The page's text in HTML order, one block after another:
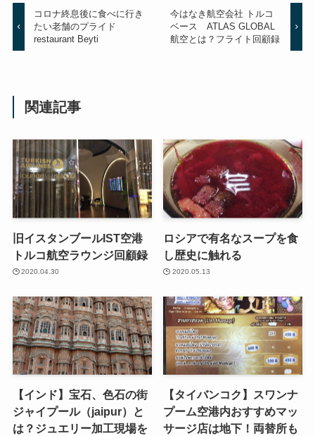
コロナ終息後に食べに行き
たい老舗のプライド
restaurant Beyti
今はなき航空会社 トルコ
ベース ATLAS GLOBAL
航空とは？フライト回顧録
関連記事
旧イスタンブールIST空港
トルコ航空ラウンジ回顧録
2020.04.30
ロシアで有名なスープを食
し歴史に触れる
2020.05.13
【インド】宝石、色石の街
ジャイプール（jaipur）と
は？ジュエリー加工現場を
【タイバンコク】スワンナ
プーム空港内おすすめマッ
サージ店は地下！両替所も